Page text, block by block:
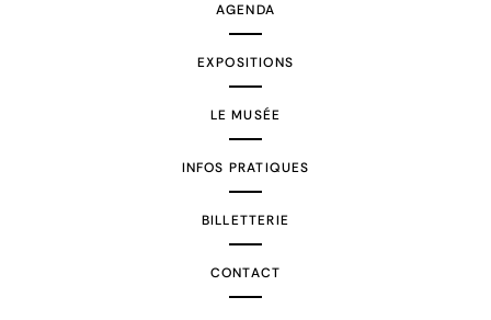
AGENDA
EXPOSITIONS
LE MUSÉE
INFOS PRATIQUES
BILLETTERIE
CONTACT